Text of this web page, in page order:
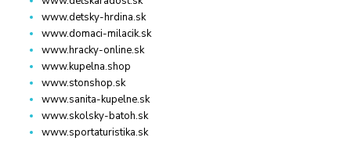
www.detsky-hrdina.sk
www.domaci-milacik.sk
www.hracky-online.sk
www.kupelna.shop
www.stonshop.sk
www.sanita-kupelne.sk
www.skolsky-batoh.sk
www.sportaturistika.sk